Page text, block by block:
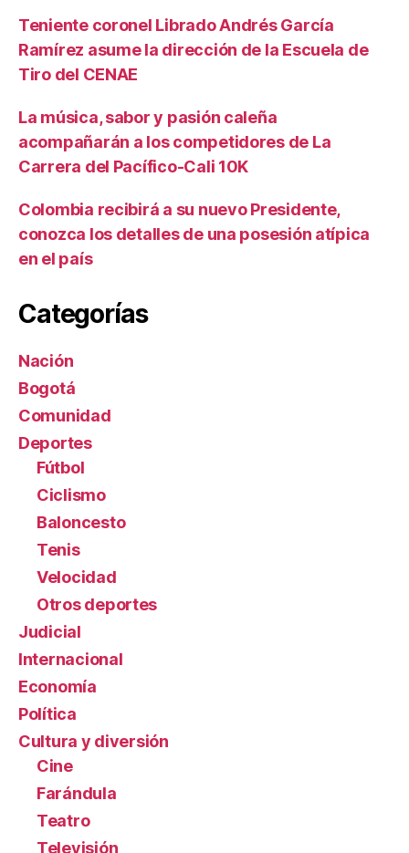
Teniente coronel Librado Andrés García
Ramírez asume la dirección de la Escuela de
Tiro del CENAE
La música, sabor y pasión caleña
acompañarán a los competidores de La
Carrera del Pacífico-Cali 10K
Colombia recibirá a su nuevo Presidente,
conozca los detalles de una posesión atípica
en el país
Categorías
Nación
Bogotá
Comunidad
Deportes
Fútbol
Ciclismo
Baloncesto
Tenis
Velocidad
Otros deportes
Judicial
Internacional
Economía
Política
Cultura y diversión
Cine
Farándula
Teatro
Televisión